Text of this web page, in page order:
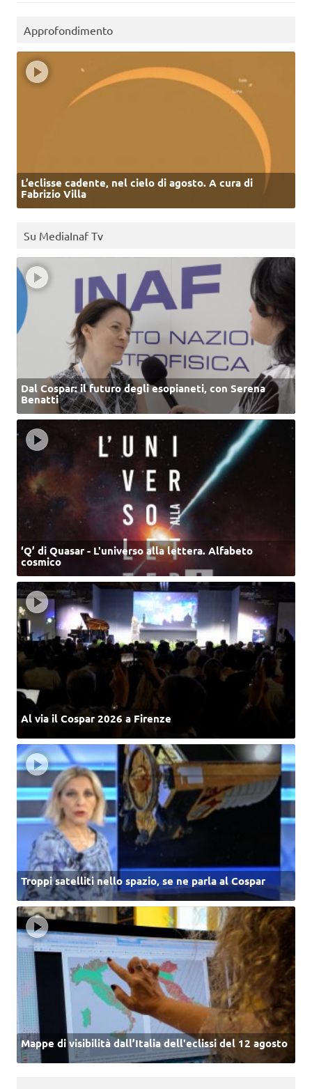
Approfondimento
L’eclisse cadente, nel cielo di agosto. A cura di
Fabrizio Villa
Su MediaInaf Tv
Dal Cospar: il futuro degli esopianeti, con Serena
Benatti
‘Q’ di Quasar - L'universo alla lettera. Alfabeto
cosmico
Al via il Cospar 2026 a Firenze
Troppi satelliti nello spazio, se ne parla al Cospar
Mappe di visibilità dall’Italia dell'eclissi del 12 agosto